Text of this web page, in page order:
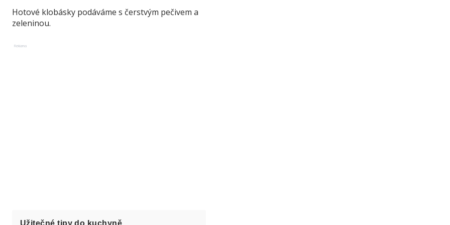
Hotové klobásky podáváme s čerstvým pečivem a
zeleninou.
Reklama
Užitečné tipy do kuchyně